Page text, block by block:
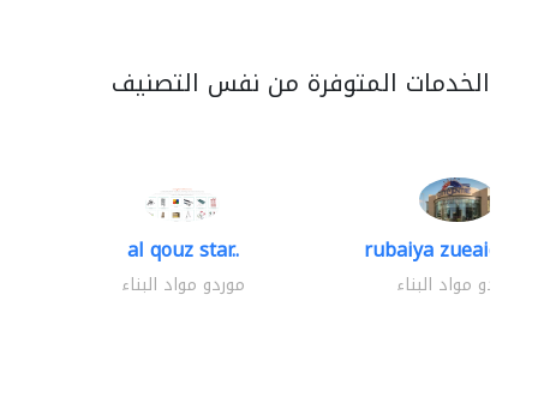
الخدمات المتوفرة من نفس التصنيف
al qouz star..
موردو مواد البناء
rubaiya zueaid
موردو مواد البناء